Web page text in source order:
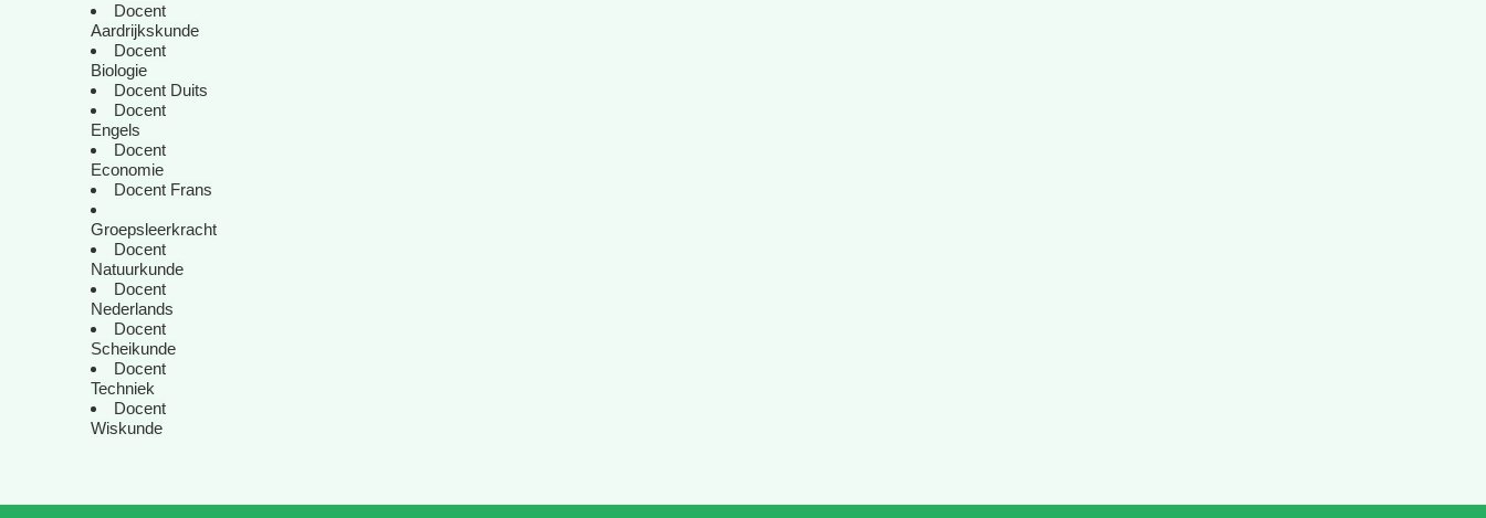
Docent
Aardrijkskunde
Docent
Biologie
Docent Duits
Docent
Engels
Docent
Economie
Docent Frans
Groepsleerkracht
Docent
Natuurkunde
Docent
Nederlands
Docent
Scheikunde
Docent
Techniek
Docent
Wiskunde